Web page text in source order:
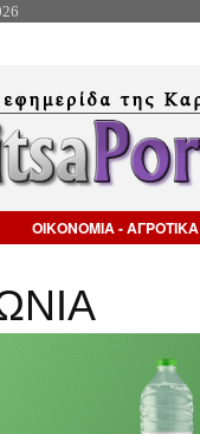
ΟΙΚΟΝΟΜΙΑ - ΑΓΡΟΤΙΚΑ